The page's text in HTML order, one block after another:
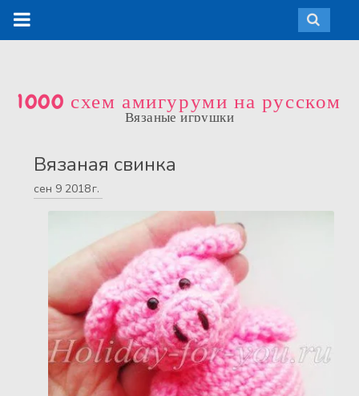
1000 схем амигуруми на русском
Вязаные игрушки
Вязаная свинка
сен 9 2018 г.